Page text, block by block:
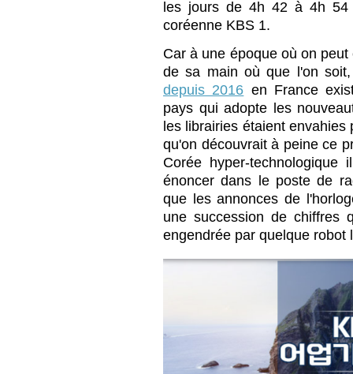
les jours de 4h 42 à 4h 54
coréenne KBS 1.
Car à une époque où on
de sa main où que l'on
depuis 2016 en France
pays qui adopte les
les librairies étaient
qu'on découvrait à peine ce
Corée hyper-
énoncer dans le poste de
que les annonces de
une succession de chiffres
engendrée par quelque robot